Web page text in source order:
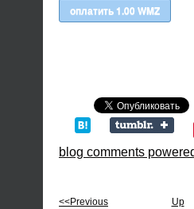
blog comments
<<Previous Up